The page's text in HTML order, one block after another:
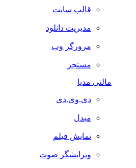
قالب سایت
مدیریت دانلود
مرورگر وب
مسنجر
مالتی مدیا
دی.وی.دی
مبدل
نمایش فیلم
ویرایشگر صوت